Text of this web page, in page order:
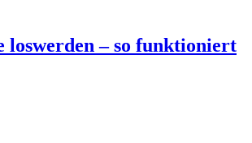
loswerden – so funktioniert